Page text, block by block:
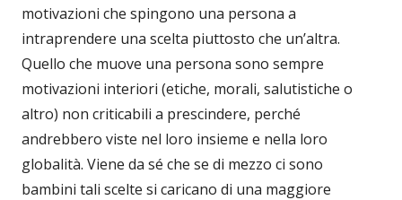
motivazioni che spingono una persona a
intraprendere una scelta piuttosto che un’altra.
Quello che muove una persona sono sempre
motivazioni interiori (etiche, morali, salutistiche o
altro) non criticabili a prescindere, perché
andrebbero viste nel loro insieme e nella loro
globalità. Viene da sé che se di mezzo ci sono
bambini tali scelte si caricano di una maggiore